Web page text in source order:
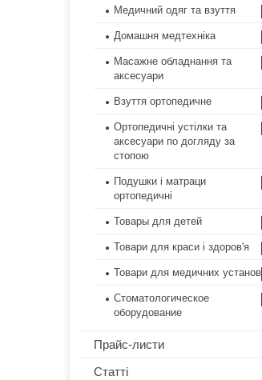
Медичний одяг та взуття
Домашня медтехніка
Масажне обладнання та
аксесуари
Взуття ортопедичне
Ортопедичні устілки та
аксесуари по догляду за
стопою
Подушки і матраци
ортопедичні
Товары для детей
Товари для краси і здоров'я
Товари для медичних установ
Стоматологическое
оборудование
Прайс-листи
Статті